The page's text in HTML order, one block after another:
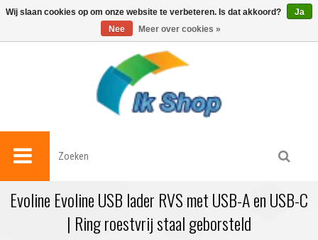
0
Evoline Evoline USB lader RVS met USB-A en USB-C
| Ring roestvrij staal geborsteld
Wij slaan cookies op om onze website te verbeteren. Is dat akkoord?
Ja
Nee
Meer over cookies »